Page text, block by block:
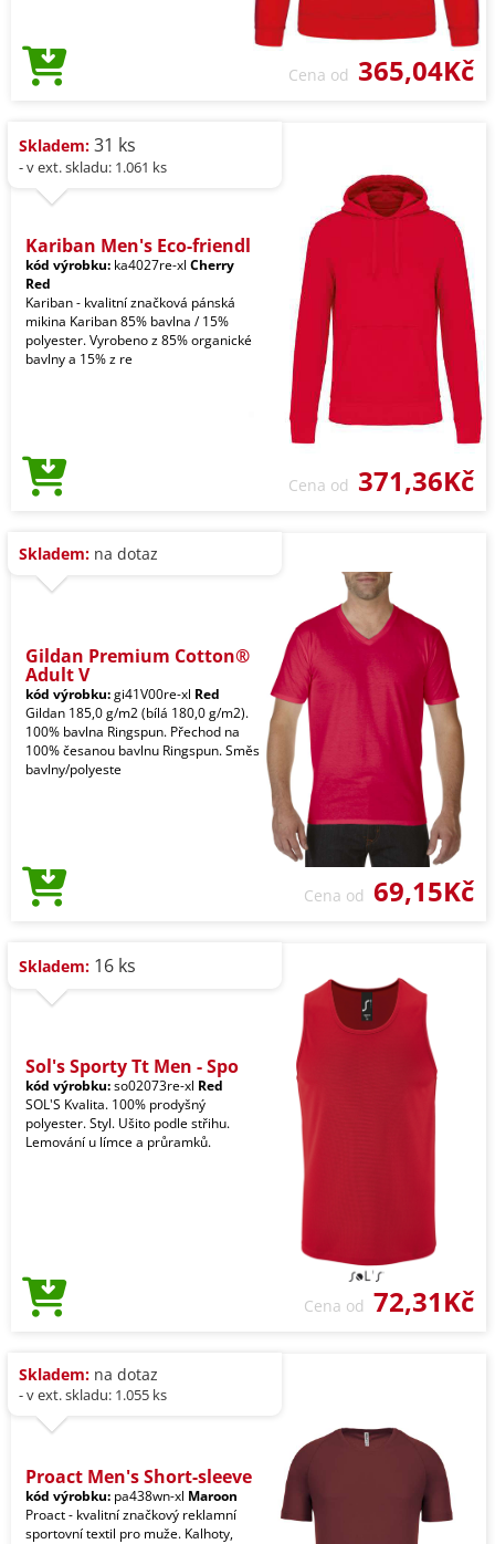
Cena od 365,04Kč
Skladem: 31 ks
- v ext. skladu: 1.061 ks
Kariban Men's Eco-friendl
kód výrobku: ka4027re-xl Cherry
Red
Kariban - kvalitní značková pánská
mikina Kariban 85% bavlna / 15%
polyester. Vyrobeno z 85% organické
bavlny a 15% z re
Cena od 371,36Kč
Skladem: na dotaz
Gildan Premium Cotton®
Adult V
kód výrobku:gi41V00re-xl Red
Gildan 185,0 g/m2 (bílá 180,0 g/m2).
100% bavlna Ringspun. Přechod na
100% česanou bavlnu Ringspun. Směs
bavlny/polyeste
Cena od 69,15Kč
Skladem: 16 ks
Sol's Sporty Tt Men - Spo
kód výrobku:so02073re-xl Red
SOL'S Kvalita. 100% prodyšný
polyester. Styl. Ušito podle střihu.
Lemování u límce a průramků.
Cena od 72,31Kč
Skladem: na dotaz
- v ext. skladu: 1.055 ks
Proact Men's Short-sleeve
kód výrobku: pa438wn-xl Maroon
Proact - kvalitní značkový reklamní
sportovní textil pro muže. Kalhoty,